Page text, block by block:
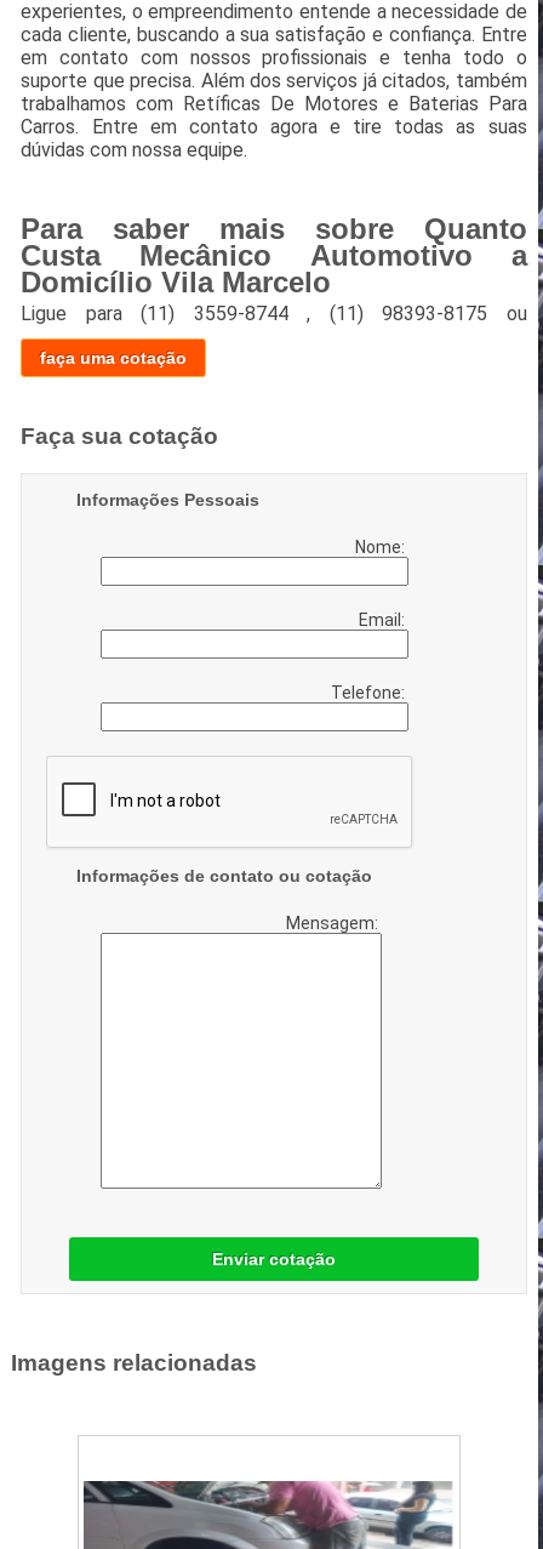
experientes, o empreendimento entende a necessidade de
cada cliente, buscando a sua satisfação e confiança. Entre
em contato com nossos profissionais e tenha todo o
suporte que precisa. Além dos serviços já citados, também
trabalhamos com Retíficas De Motores e Baterias Para
Carros. Entre em contato agora e tire todas as suas
dúvidas com nossa equipe.
Para saber mais sobre Quanto
Custa Mecânico Automotivo a
Domicílio Vila Marcelo
Ligue para(11) 3559-8744 , (11) 98393-8175 ou
faça uma cotação
Faça sua cotação
Informações Pessoais
Nome:
Email:
Telefone:
Informações de contato ou cotação
Mensagem:
Enviar cotação
Imagens relacionadas